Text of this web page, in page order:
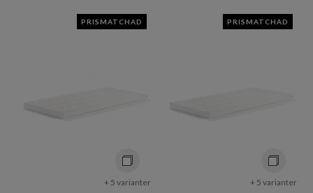
PRISMATCHAD
+ 5 varianter
PRISMATCHAD
+ 5 varianter